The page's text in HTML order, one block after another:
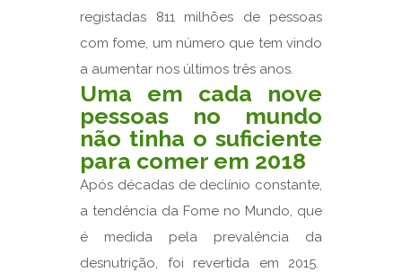
registadas 811 milhões de pessoas
com fome, um número que tem vindo
a aumentar nos últimos três anos.
Uma em cada nove
pessoas no mundo
não tinha o suficiente
para comer em 2018
Após décadas de declínio constante,
a tendência da Fome no Mundo, que
é medida pela prevalência da
desnutrição, foi revertida em 2015.